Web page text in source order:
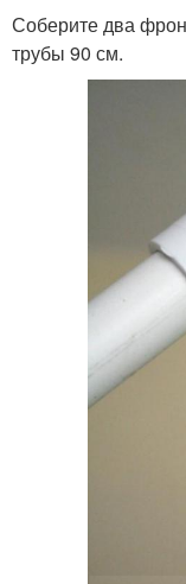
Соберите два
трубы 90 см.